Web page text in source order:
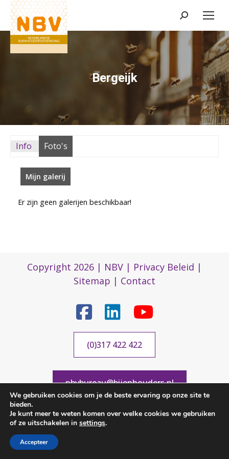
Zoeken:
Bergeijk
Info Foto's
Mijn galerij
Er zijn geen galerijen beschikbaar!
Copyright 2026 | NBV | Privacy Beleid |
Sitemap | Contact
(0)317 422 422
nbvbureau@bijenhouders.nl
We gebruiken cookies om je de beste ervaring op onze site te
bieden.
Je kunt meer te weten komen over welke cookies we gebruiken
of ze uitschakelen in settings.
Accepteer